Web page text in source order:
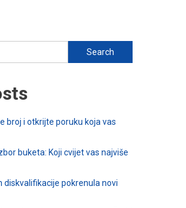
Search
broj i otkrijte poruku koja vas
buketa: Koji cvijet vas najviše
diskvalifikacije pokrenula novi